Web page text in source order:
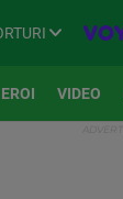
VIDEO